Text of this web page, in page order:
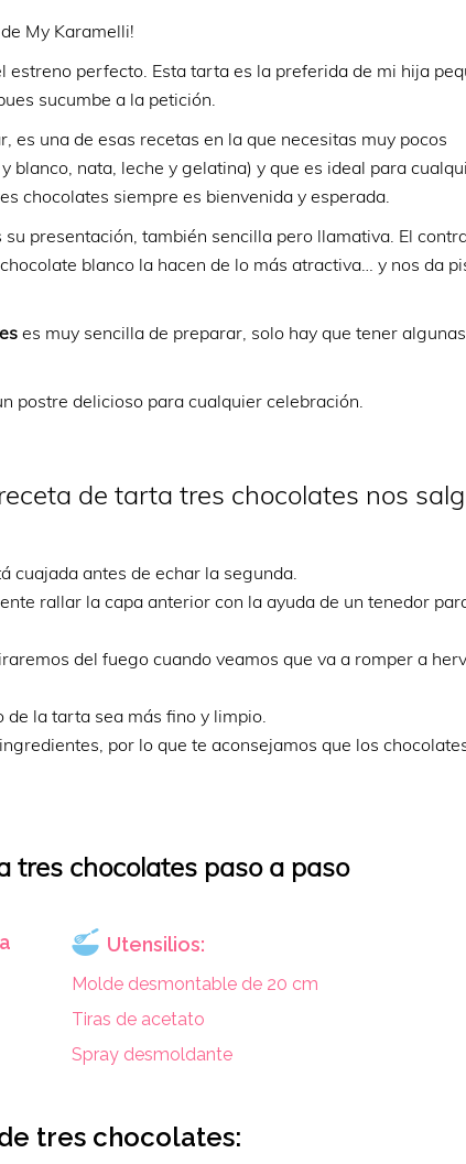
My Karamelli!
estreno perfecto. Esta tarta es la preferida de mi hija
sucumbe a la petición.
es una de esas recetas en la que necesitas muy pocos
nata, leche y gelatina) y que es ideal para
chocolates siempre es bienvenida y esperada.
su presentación, también sencilla pero llamativa. El
blanco la hacen de lo más atractiva… y nos da
es muy sencilla de preparar, solo hay que tener
postre delicioso para cualquier celebración.
de tarta tres chocolates nos
cuajada antes de echar la segunda.
rallar la capa anterior con la ayuda de un tenedor
del fuego cuando veamos que va a romper a
de la tarta sea más fino y limpio.
por lo que te aconsejamos que los
tres chocolates paso a paso
Utensilios:
Molde desmontable de 20 cm
Tiras de acetato
Spray desmoldante
tres chocolates: